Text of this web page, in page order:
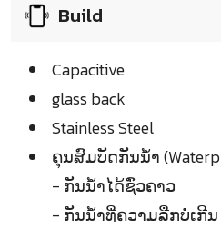
Build
Capacitive
glass back
Stainless Steel
ຄຸນສົມບັດກັນນ້ຳ
- ກັນນ້ຳໄດ້ຊົ່ວຄາວ
- ກັນນ້ຳທີ່ຄວາມລືກບໍ່ເກີນ